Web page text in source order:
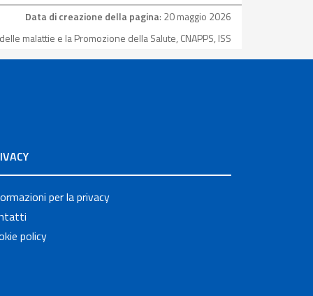
Data di creazione della pagina: 20 maggio 2026
malattie e la Promozione della Salute, CNAPPS, ISS
per la privacy
policy